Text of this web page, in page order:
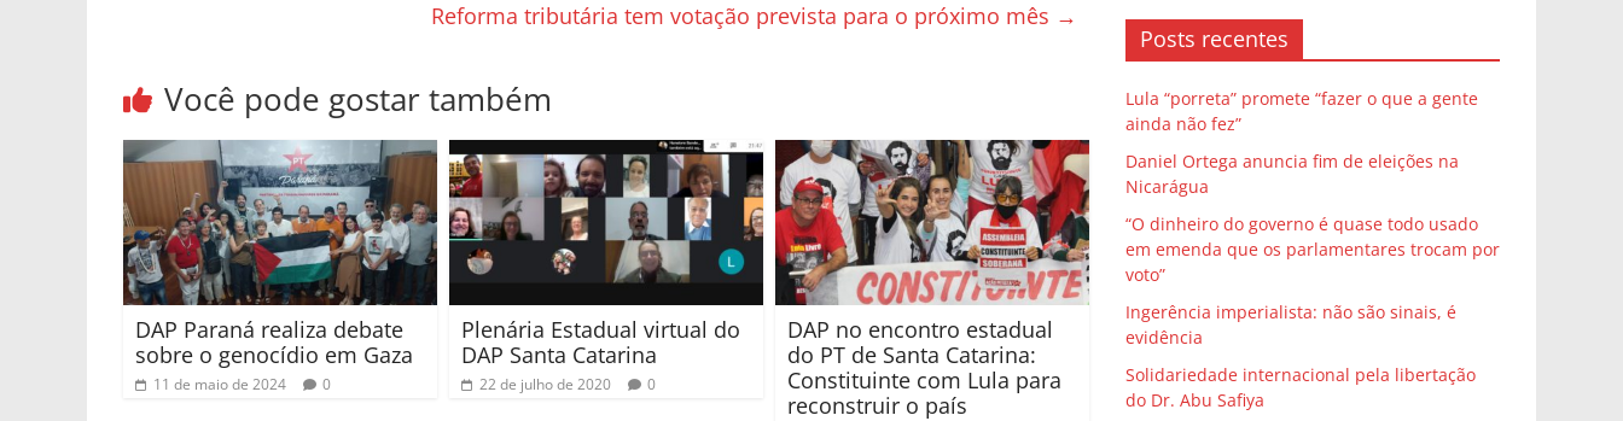
Reforma tributária tem votação prevista para o próximo mês →
Você pode gostar também
DAP Paraná realiza debate
sobre o genocídio em Gaza
11 de maio de 2024 0
Plenária Estadual virtual do
DAP Santa Catarina
22 de julho de 2020 0
DAP no encontro estadual
do PT de Santa Catarina:
Constituinte com Lula para
reconstruir o país
Posts recentes
Lula “porreta” promete “fazer o que a gente
ainda não fez”
Daniel Ortega anuncia fim de eleições na
Nicarágua
“O dinheiro do governo é quase todo usado
em emenda que os parlamentares trocam por
voto”
Ingerência imperialista: não são sinais, é
evidência
Solidariedade internacional pela libertação
do Dr. Abu Safiya